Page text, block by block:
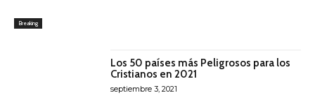
Breaking
Los 50 países más Peligrosos para los
Cristianos en 2021
septiembre 3, 2021